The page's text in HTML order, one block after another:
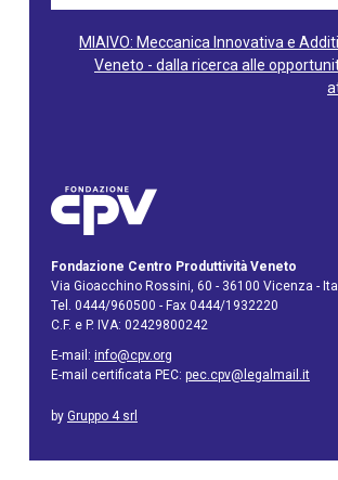
MIAIVO: Meccanica Innovativa e
Veneto - dalla ricerca alle
Fondazione Centro Produttività Veneto
Via Gioacchino Rossini, 60 - 36100 Vicenza -
Tel. 0444/960500 - Fax 0444/1932220
C.F. e P. IVA: 02429800242
E-mail: info@cpv.org
E-mail certificata PEC: pec.cpv@legalmail.it
by Gruppo 4 srl